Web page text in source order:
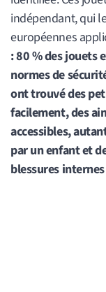
indépendant, qui
européennes
: 80 % des jouets
normes de
ont trouvé des
facilement, des
accessibles,
par un enfant et
blessures internes